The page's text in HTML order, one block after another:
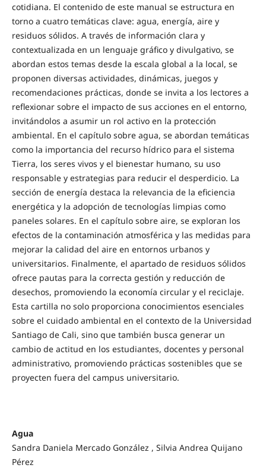
cotidiana. El contenido de este manual se estructura en
torno a cuatro temáticas clave: agua, energía, aire y
residuos sólidos. A través de información clara y
contextualizada en un lenguaje gráfico y divulgativo, se
abordan estos temas desde la escala global a la local, se
proponen diversas actividades, dinámicas, juegos y
recomendaciones prácticas, donde se invita a los lectores a
reflexionar sobre el impacto de sus acciones en el entorno,
invitándolos a asumir un rol activo en la protección
ambiental. En el capítulo sobre agua, se abordan temáticas
como la importancia del recurso hídrico para el sistema
Tierra, los seres vivos y el bienestar humano, su uso
responsable y estrategias para reducir el desperdicio. La
sección de energía destaca la relevancia de la eficiencia
energética y la adopción de tecnologías limpias como
paneles solares. En el capítulo sobre aire, se exploran los
efectos de la contaminación atmosférica y las medidas para
mejorar la calidad del aire en entornos urbanos y
universitarios. Finalmente, el apartado de residuos sólidos
ofrece pautas para la correcta gestión y reducción de
desechos, promoviendo la economía circular y el reciclaje.
Esta cartilla no solo proporciona conocimientos esenciales
sobre el cuidado ambiental en el contexto de la Universidad
Santiago de Cali, sino que también busca generar un
cambio de actitud en los estudiantes, docentes y personal
administrativo, promoviendo prácticas sostenibles que se
proyecten fuera del campus universitario.
Agua
Sandra Daniela Mercado González , Silvia Andrea Quijano
Pérez